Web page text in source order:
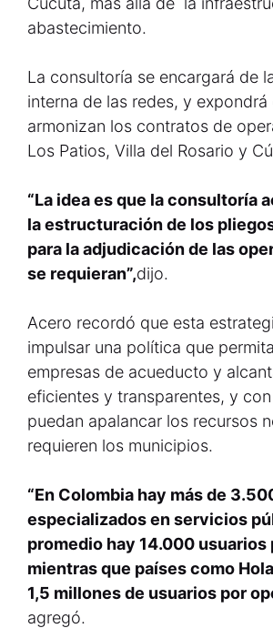
abastecimiento.
La consultoría se encargará de
interna de las redes, y
armonizan los contratos de
Los Patios, Villa del Rosario y
“La idea es que la consultoría
la estructuración de los
para la adjudicación de las
se requieran”,dijo.
Acero recordó que esta
impulsar una política que
empresas de acueducto y
eficientes y transparentes, y
puedan apalancar los recursos
requieren los municipios.
“En Colombia hay más de
especializados en servicios
promedio hay 14.000 usuarios
mientras que países como
1,5 millones de usuarios por
agregó.